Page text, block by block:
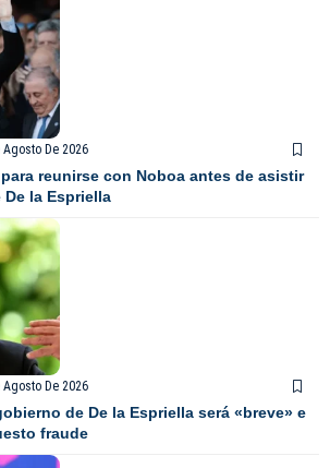
Agosto De 2026
reunirse con Noboa antes de asistir
la Espriella
Agosto De 2026
de De la Espriella será «breve» e
fraude